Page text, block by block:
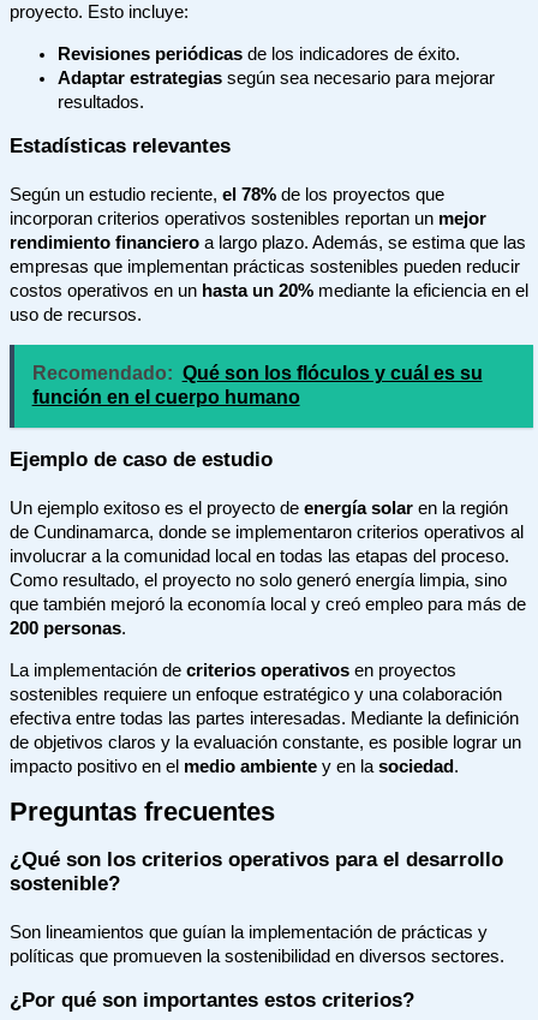
proyecto. Esto incluye:
Revisiones periódicas de los indicadores de éxito.
Adaptar estrategias según sea necesario para mejorar
resultados.
Estadísticas relevantes
Según un estudio reciente, el 78% de los proyectos que
incorporan criterios operativos sostenibles reportan un mejor
rendimiento financiero a largo plazo. Además, se estima que las
empresas que implementan prácticas sostenibles pueden reducir
costos operativos en un hasta un 20% mediante la eficiencia en el
uso de recursos.
Recomendado: Qué son los flóculos y cuál es su
función en el cuerpo humano
Ejemplo de caso de estudio
Un ejemplo exitoso es el proyecto de energía solar en la región
de Cundinamarca, donde se implementaron criterios operativos al
involucrar a la comunidad local en todas las etapas del proceso.
Como resultado, el proyecto no solo generó energía limpia, sino
que también mejoró la economía local y creó empleo para más de
200 personas.
La implementación de criterios operativos en proyectos
sostenibles requiere un enfoque estratégico y una colaboración
efectiva entre todas las partes interesadas. Mediante la definición
de objetivos claros y la evaluación constante, es posible lograr un
impacto positivo en el medio ambiente y en la sociedad.
Preguntas frecuentes
¿Qué son los criterios operativos para el desarrollo
sostenible?
Son lineamientos que guían la implementación de prácticas y
políticas que promueven la sostenibilidad en diversos sectores.
¿Por qué son importantes estos criterios?